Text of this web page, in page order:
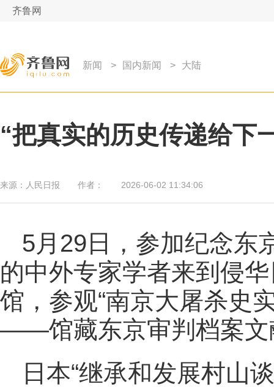
齐鲁网
新闻 > 国内新闻 > 大陆
“把真实的历史传递给下
来源： 人民日报 作者： 2026-06-02 11:34:06
5月29日，参加纪念东
的中外专家学者来到侵
馆，参观“南京大屠杀史
——馆藏东京审判档案文
日本“继承和发展村山